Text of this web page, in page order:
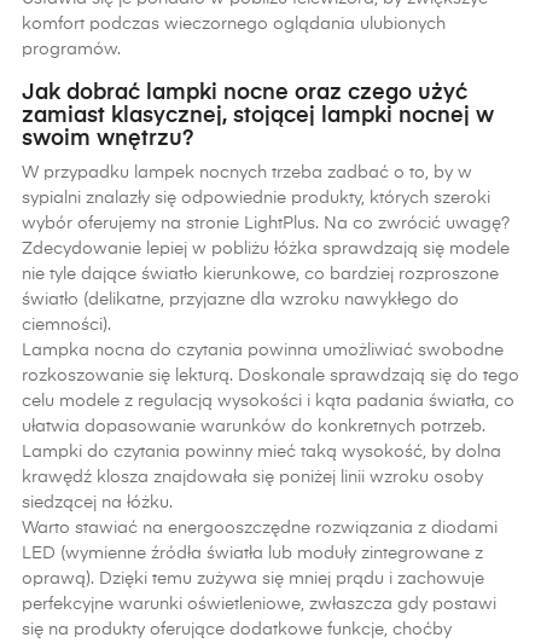
komfort podczas wieczornego oglądania ulubionych
programów.
Jak dobrać lampki nocne oraz czego użyć
zamiast klasycznej, stojącej lampki nocnej w
swoim wnętrzu?
W przypadku lampek nocnych trzeba zadbać o to, by w
sypialni znalazły się odpowiednie produkty, których szeroki
wybór oferujemy na stronie LightPlus. Na co zwrócić uwagę?
Zdecydowanie lepiej w pobliżu łóżka sprawdzają się modele
nie tyle dające światło kierunkowe, co bardziej rozproszone
światło (delikatne, przyjazne dla wzroku nawykłego do
ciemności).
Lampka nocna do czytania powinna umożliwiać swobodne
rozkoszowanie się lekturą. Doskonale sprawdzają się do tego
celu modele z regulacją wysokości i kąta padania światła, co
ułatwia dopasowanie warunków do konkretnych potrzeb.
Lampki do czytania powinny mieć taką wysokość, by dolna
krawędź klosza znajdowała się poniżej linii wzroku osoby
siedzącej na łóżku.
Warto stawiać na energooszczędne rozwiązania z diodami
LED (wymienne źródła światła lub moduły zintegrowane z
oprawą). Dzięki temu zużywa się mniej prądu i zachowuje
perfekcyjne warunki oświetleniowe, zwłaszcza gdy postawi
się na produkty oferujące dodatkowe funkcje, choćby